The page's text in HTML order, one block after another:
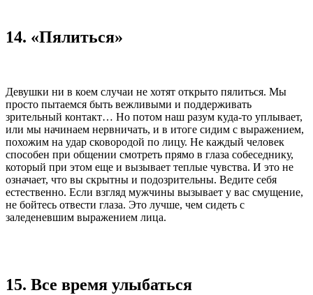
14. «Пялиться»
Девушки ни в коем случаи не хотят открыто пялиться. Мы
просто пытаемся быть вежливыми и поддерживать
зрительный контакт… Но потом наш разум куда-то уплывает,
или мы начинаем нервничать, и в итоге сидим с выражением,
похожим на удар сковородой по лицу. Не каждый человек
способен при общении смотреть прямо в глаза собеседнику,
который при этом еще и вызывает теплые чувства. И это не
означает, что вы скрытны и подозрительны. Ведите себя
естественно. Если взгляд мужчины вызывает у вас смущение,
не бойтесь отвести глаза. Это лучше, чем сидеть с
заледеневшим выражением лица.
15. Все время улыбаться